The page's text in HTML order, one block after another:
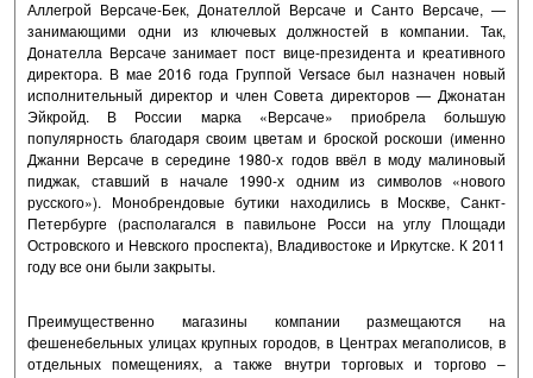
Аллегрой Версаче-Бек, Донателлой Версаче и Санто Версаче, —
занимающими одни из ключевых должностей в компании. Так,
Донателла Версаче занимает пост вице-президента и креативного
директора. В мае 2016 года Группой Versace был назначен новый
исполнительный директор и член Совета директоров — Джонатан
Эйкройд. В России марка «Версаче» приобрела большую
популярность благодаря своим цветам и броской роскоши (именно
Джанни Версаче в середине 1980-х годов ввёл в моду малиновый
пиджак, ставший в начале 1990-х одним из символов «нового
русского»). Монобрендовые бутики находились в Москве, Санкт-
Петербурге (располагался в павильоне Росси на углу Площади
Островского и Невского проспекта), Владивостоке и Иркутске. К 2011
году все они были закрыты.
Преимущественно магазины компании размещаются на
фешенебельных улицах крупных городов, в Центрах мегаполисов, в
отдельных помещениях, а также внутри торговых и торгово –